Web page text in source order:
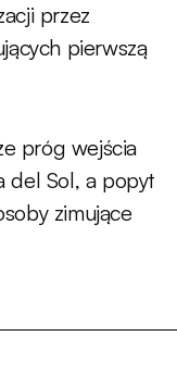
przez
pierwszą
próg wejścia
del Sol, a popyt
zimujące